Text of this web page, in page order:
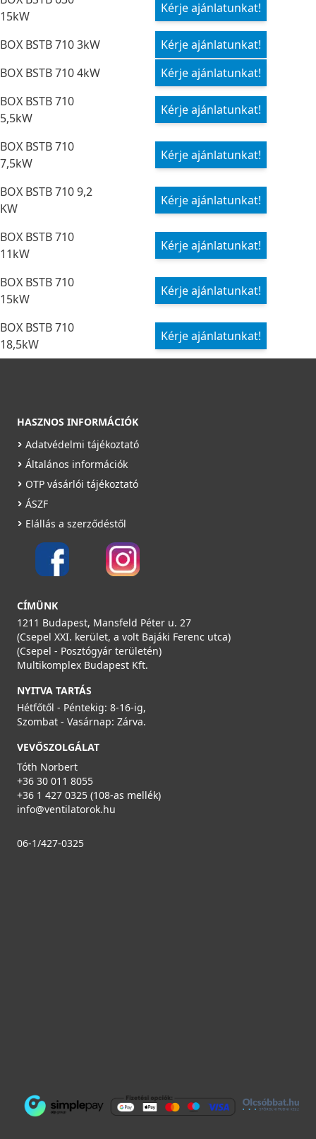
15kW
Kérje ajánlatunkat!
BOX BSTB 710 3kW
Kérje ajánlatunkat!
BOX BSTB 710 4kW
Kérje ajánlatunkat!
BOX BSTB 710
5,5kW
Kérje ajánlatunkat!
BOX BSTB 710
7,5kW
Kérje ajánlatunkat!
BOX BSTB 710 9,2
KW
Kérje ajánlatunkat!
BOX BSTB 710
11kW
Kérje ajánlatunkat!
BOX BSTB 710
15kW
Kérje ajánlatunkat!
BOX BSTB 710
18,5kW
Kérje ajánlatunkat!
HASZNOS INFORMÁCIÓK
Adatvédelmi tájékoztató
Általános információk
OTP vásárlói tájékoztató
ÁSZF
Elállás a szerződéstől
CÍMÜNK
1211 Budapest, Mansfeld Péter u. 27
(Csepel XXI. kerület, a volt Bajáki Ferenc utca)
(Csepel - Posztógyár területén)
Multikomplex Budapest Kft.
NYITVA TARTÁS
Hétfőtől - Péntekig: 8-16-ig,
Szombat - Vasárnap: Zárva.
VEVŐSZOLGÁLAT
Tóth Norbert
+36 30 011 8055
+36 1 427 0325 (108-as mellék)
info@ventilatorok.hu
06-1/427-0325